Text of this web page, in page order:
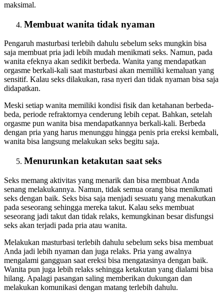
maksimal.
Membuat wanita tidak nyaman
Pengaruh masturbasi terlebih dahulu sebelum seks mungkin bisa
saja membuat pria jadi lebih mudah menikmati seks. Namun, pada
wanita efeknya akan sedikit berbeda. Wanita yang mendapatkan
orgasme berkali-kali saat masturbasi akan memiliki kemaluan yang
sensitif. Kalau seks dilakukan, rasa nyeri dan tidak nyaman bisa saja
didapatkan.
Meski setiap wanita memiliki kondisi fisik dan ketahanan berbeda-
beda, periode refraktornya cenderung lebih cepat. Bahkan, setelah
orgasme pun wanita bisa mendapatkannya berkali-kali. Berbeda
dengan pria yang harus menunggu hingga penis pria ereksi kembali,
wanita bisa langsung melakukan seks begitu saja.
Menurunkan ketakutan saat seks
Seks memang aktivitas yang menarik dan bisa membuat Anda
senang melakukannya. Namun, tidak semua orang bisa menikmati
seks dengan baik. Seks bisa saja menjadi sesuatu yang menakutkan
pada seseorang sehingga mereka takut. Kalau seks membuat
seseorang jadi takut dan tidak relaks, kemungkinan besar disfungsi
seks akan terjadi pada pria atau wanita.
Melakukan masturbasi terlebih dahulu sebelum seks bisa membuat
Anda jadi lebih nyaman dan juga relaks. Pria yang awalnya
mengalami gangguan saat ereksi bisa mengatasinya dengan baik.
Wanita pun juga lebih relaks sehingga ketakutan yang dialami bisa
hilang. Apalagi pasangan saling memberikan dukungan dan
melakukan komunikasi dengan matang terlebih dahulu.